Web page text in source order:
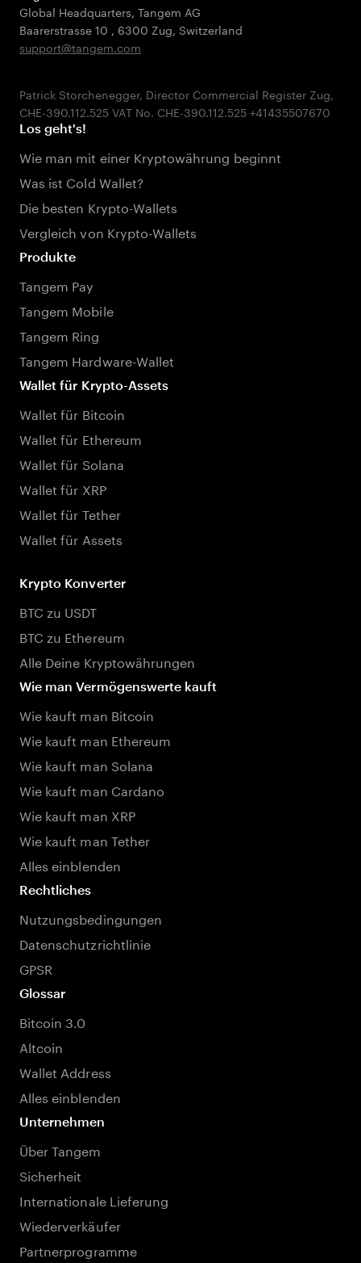
Global Headquarters, Tangem AG
Baarerstrasse 10 , 6300 Zug, Switzerland
support@tangem.com
Patrick Storchenegger, Director Commercial Register Zug,
Los geht's!
Wie man mit einer Kryptowährung beginnt
Was ist Cold Wallet?
Die besten Krypto-Wallets
Vergleich von Krypto-Wallets
Produkte
Tangem Pay
Tangem Mobile
Tangem Ring
Tangem Hardware-Wallet
Wallet für Krypto-Assets
Wallet für Bitcoin
Wallet für Ethereum
Wallet für Solana
Wallet für XRP
Wallet für Tether
Wallet für Assets
Krypto Konverter
BTC zu USDT
BTC zu Ethereum
Alle Deine Kryptowährungen
Wie man Vermögenswerte kauft
Wie kauft man Bitcoin
Wie kauft man Ethereum
Wie kauft man Solana
Wie kauft man Cardano
Wie kauft man XRP
Wie kauft man Tether
Alles einblenden
Rechtliches
Nutzungsbedingungen
Datenschutzrichtlinie
GPSR
Glossar
Bitcoin 3.0
Altcoin
Wallet Address
Alles einblenden
Unternehmen
Über Tangem
Sicherheit
Internationale Lieferung
Wiederverkäufer
Partnerprogramme